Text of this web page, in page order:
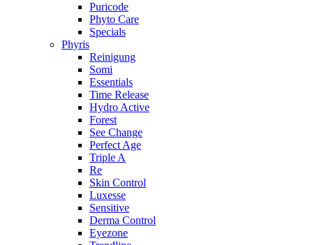
Puricode
Phyto Care
Specials
Phyris
Reinigung
Somi
Essentials
Time Release
Hydro Active
Forest
See Change
Perfect Age
Triple A
Re
Skin Control
Luxesse
Sensitive
Derma Control
Eyezone